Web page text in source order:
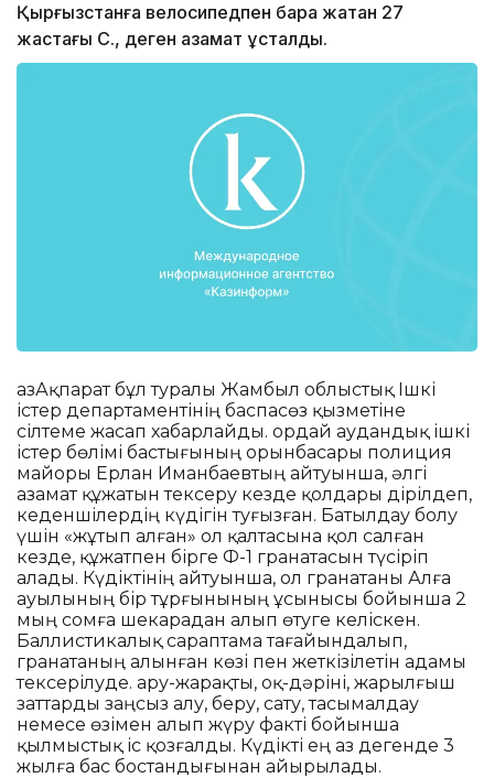
Қырғызстанға велосипедпен бара жатқан 27
жастағы С., деген азамат ұсталды.
ҚазАқпарат бұл туралы Жамбыл облыстық Ішкі
істер департаментінің баспасөз қызметіне
сілтеме жасап хабарлайды. Қордай аудандық ішкі
істер бөлімі бастығының орынбасары полиция
майоры Ерлан Иманбаевтың айтуынша, әлгі
азамат құжатын тексеру кезде қолдары дірілдеп,
кеденшілердің күдігін туғызған. Батылдау болу
үшін «жұтып алған» ол қалтасына қол салған
кезде, құжатпен бірге Ф-1 гранатасын түсіріп
алады. Күдіктінің айтуынша, ол гранатаны Алға
ауылының бір тұрғынының ұсынысы бойынша 2
мың сомға шекарадан алып өтуге келіскен.
Баллистикалық сараптама тағайындалып,
гранатаның алынған көзі пен жеткізілетін адамы
тексерілуде. Қару-жарақты, оқ-дәріні, жарылғыш
заттарды заңсыз алу, беру, сату, тасымалдау
немесе өзімен алып жүру факті бойынша
қылмыстық іс қозғалды. Күдікті ең аз дегенде 3
жылға бас бостандығынан айырылады.